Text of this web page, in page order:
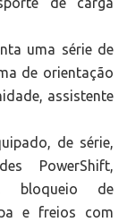
uma série de
de orientação
assistente
de série,
PowerShift,
bloqueio de
e freios com